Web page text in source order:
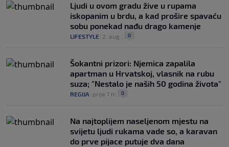
Ljudi u ovom gradu žive u rupama
iskopanim u brdu, a kad prošire spavaću
sobu ponekad nađu drago kamenje
LIFESTYLE 2. aug. 0
Šokantni prizori: Njemica zapalila
apartman u Hrvatskoj, vlasnik na rubu
suza; "Nestalo je naših 50 godina života"
REGIJA prije 7 h 0
Na najtoplijem naseljenom mjestu na
svijetu ljudi rukama vade so, a karavan
do prve pijace putuje dva dana